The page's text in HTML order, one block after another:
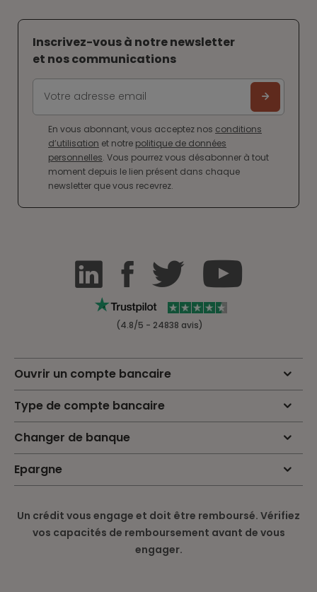
Inscrivez-vous à notre newsletter
et nos communications
En vous abonnant, vous acceptez nos conditions
d’utilisation et notre politique de données
personnelles. Vous pourrez vous désabonner à tout
moment depuis le lien présent dans chaque
newsletter que vous recevrez.
(4.8/5 - 24838 avis)
Ouvrir un compte bancaire
Type de compte bancaire
Changer de banque
Epargne
Un crédit vous engage et doit être remboursé. Vérifiez
vos capacités de remboursement avant de vous
engager.